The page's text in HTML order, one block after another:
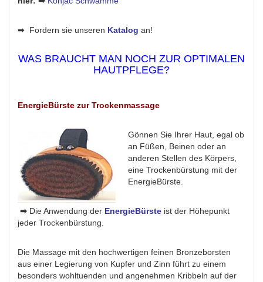
➡ Fordern sie unseren Katalog an!
WAS BRAUCHT MAN NOCH ZUR OPTIMALEN
HAUTPFLEGE?
EnergieBürste zur Trockenmassage
Gönnen Sie Ihrer Haut, egal ob
an Füßen, Beinen oder an
anderen Stellen des Körpers,
eine Trockenbürstung mit der
EnergieBürste.
➡ Die Anwendung der EnergieBürste ist der Höhepunkt
jeder Trockenbürstung.
Die Massage mit den hochwertigen feinen Bronzeborsten
aus einer Legierung von Kupfer und Zinn führt zu einem
besonders wohltuenden und angenehmen Kribbeln auf der